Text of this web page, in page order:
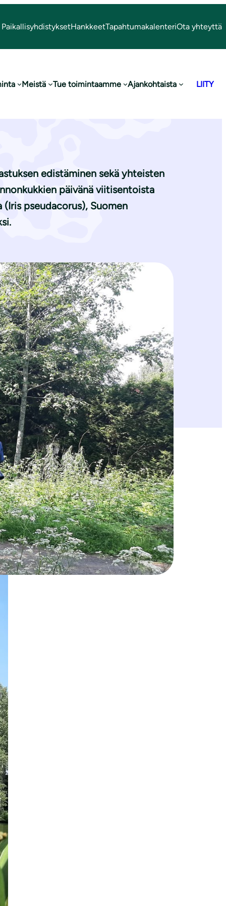
PaikallisyhdistyksetHankkeetTapahtumakalenteriOta yhteyttä
Meistä Tue toimintaamme Ajankohtaista LIITY
edistäminen sekä yhteisten
päivänä viitisentoista
pseudacorus), Suomen
sekä yhteisten luontokokemusten
ympäri Uuttamaata. Monille
ja Norjassa päivä otettiin käyttöön
kaikkiaan noin 500 ja osallistujia on